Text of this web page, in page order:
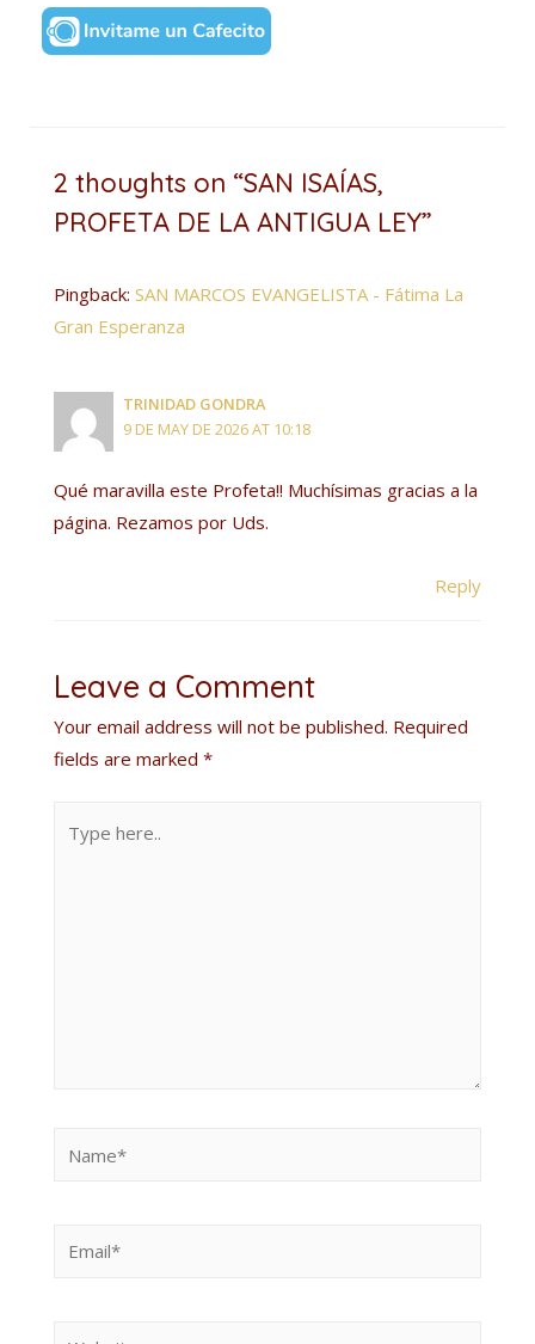
2 thoughts on “SAN ISAÍAS,
PROFETA DE LA ANTIGUA LEY”
Pingback: SAN MARCOS EVANGELISTA - Fátima La
Gran Esperanza
TRINIDAD GONDRA
9 DE MAY DE 2026 AT 10:18
Qué maravilla este Profeta!! Muchísimas gracias a la
página. Rezamos por Uds.
Reply
Leave a Comment
Your email address will not be published. Required
fields are marked *